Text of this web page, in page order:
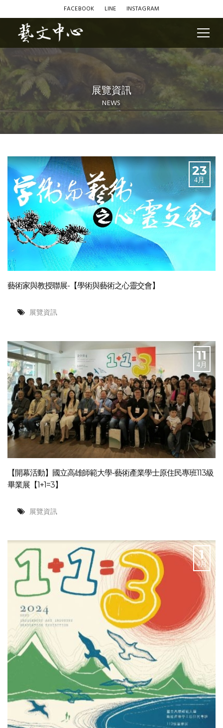
FACEBOOK LINE INSTAGRAM
展覽資訊
NEWS
23
4月
藝術家與教授聯展-【學術與藝術之心靈交會】
展覽資訊
11
4月
【開幕活動】國立高雄師範大學-藝術產業學士原住民專班113級
畢業展【1+1=3】
展覽資訊
1
4月